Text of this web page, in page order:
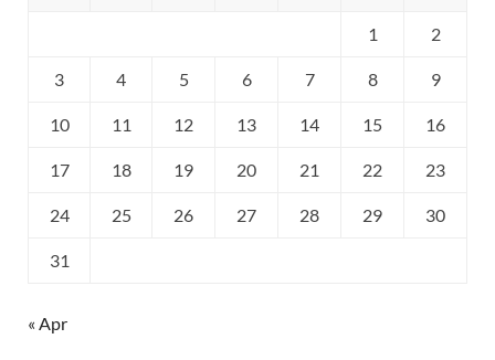
1 2
3 4 5 6 7 8 9
10 11 12 13 14 15 16
17 18 19 20 21 22 23
24 25 26 27 28 29 30
31
« Apr